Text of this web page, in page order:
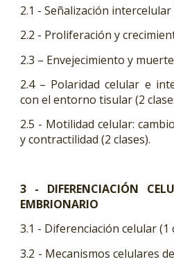
2.1 - Señalización intercelular
2.2 - Proliferación y
2.3 – Envejecimiento y
2.4 – Polaridad celular e
con el entorno tisular (2
2.5 - Motilidad celular:
y contractilidad (2 clases).
3 - DIFERENCIACIÓN
EMBRIONARIO
3.1 - Diferenciacióncelular (1
3.2 - Mecanismos celulares